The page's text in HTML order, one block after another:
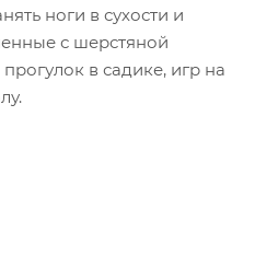
ноги в сухости и
с шерстяной
в садике, игр на